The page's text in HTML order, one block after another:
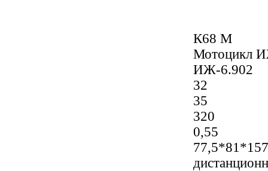
К68 М
Мотоцикл
ИЖ-6.902
32
35
320
0,55
77,5*81*157